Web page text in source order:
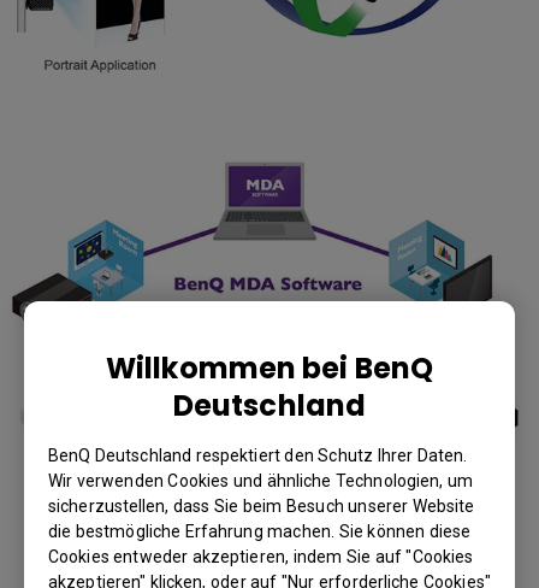
Willkommen bei BenQ
Deutschland
BenQ Deutschland respektiert den Schutz Ihrer Daten.
Wir verwenden Cookies und ähnliche Technologien, um
sicherzustellen, dass Sie beim Besuch unserer Website
die bestmögliche Erfahrung machen. Sie können diese
Cookies entweder akzeptieren, indem Sie auf "Cookies
akzeptieren" klicken, oder auf "Nur erforderliche Cookies"
Mit der BenQ MDA-Software
behalten Sie die Kontrolle